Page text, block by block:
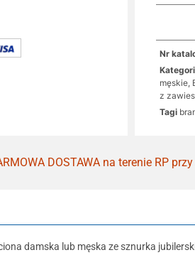
Nr
męskie,
z
Tagi
DOSTAWA na terenie RP
damska lub męska ze sznurka